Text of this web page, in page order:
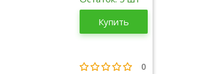
Турция
2025Купить
0